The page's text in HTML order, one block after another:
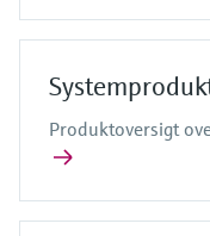
Produktoversigt